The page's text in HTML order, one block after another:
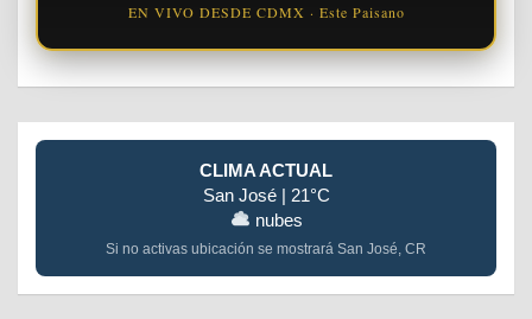
EN VIVO DESDE CDMX · Este Paisano
CLIMA ACTUAL
San José | 21°C
nubes
Si no activas ubicación se mostrará San José, CR